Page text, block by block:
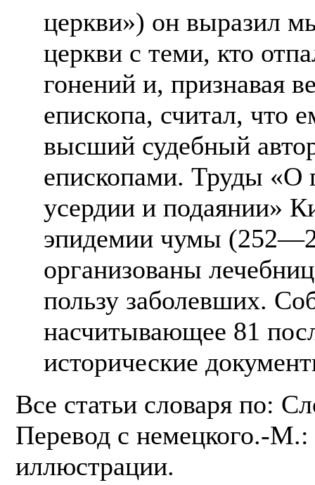
церкви») он выразил
церкви с теми, кто
гонений и, признавая
епископа, считал, что
высший судебный
епископами. Труды «О
усердии и подаянии»
эпидемии чумы
организованы
пользу заболевших.
насчитывающее 81
исторические
Все статьи словаря по:
Перевод с немецкого.-
иллюстрации.